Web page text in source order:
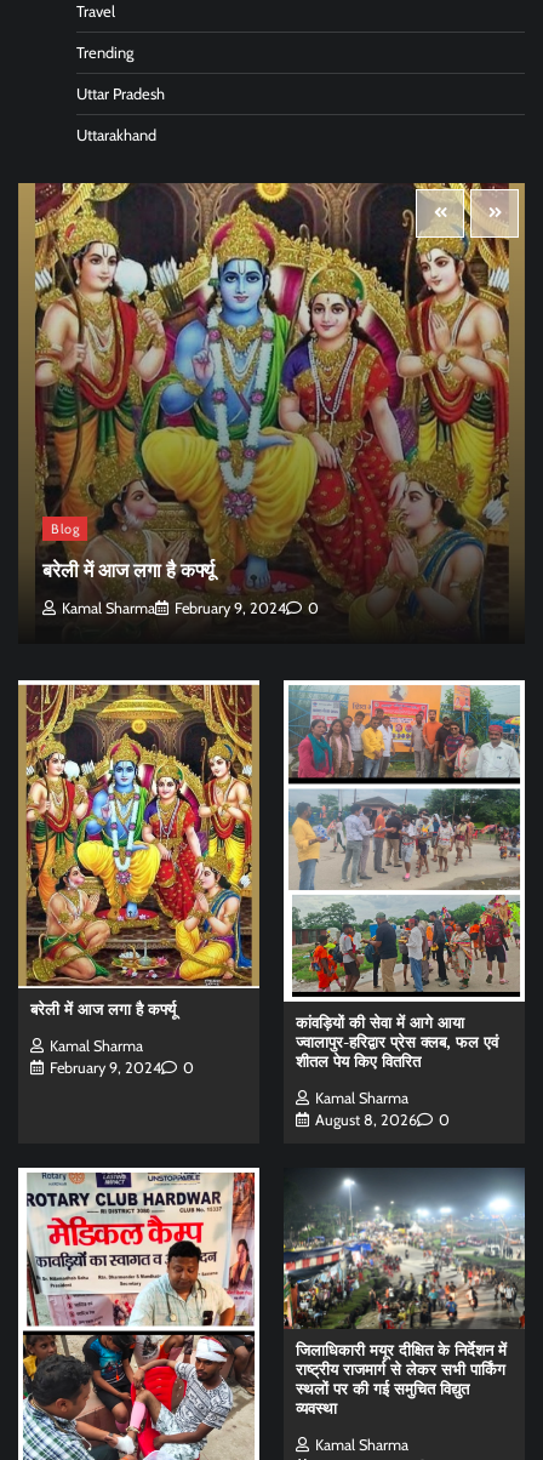
Travel
Trending
Uttar Pradesh
Uttarakhand
Blog
बरेली में आज लगा है कर्फ्यू
Kamal Sharma February 9, 2024 0
बरेली में आज लगा है कर्फ्यू
Kamal Sharma
February 9, 2024
0
कांवड़ियों की सेवा में आगे आया
ज्वालापुर-हरिद्वार प्रेस क्लब, फल एवं
शीतल पेय किए वितरित
Kamal Sharma
August 8, 2026
0
जिलाधिकारी मयूर दीक्षित के निर्देशन में
राष्ट्रीय राजमार्ग से लेकर सभी पार्किंग
स्थलों पर की गई समुचित विद्युत
व्यवस्था
Kamal Sharma